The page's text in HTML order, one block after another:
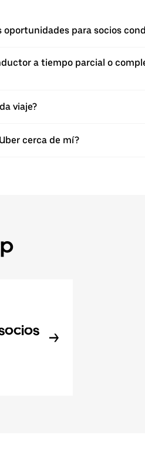
para socios
a tiempo parcial o
viaje?
cerca de mí?